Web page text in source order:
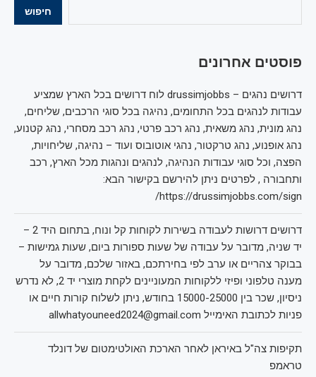
חיפוש
פוסטים אחרונים
דרושים נהגים – drussimjobbs לוח דרושים בכל הארץ שמציע
עבודות לנהגים בכל התחומים, נהיגה בכל סוגי הרכבים, שליחים,
נהג מונית, נהג משאית, נהג רכב פרטי, נהג רכב מסחרי, נהג קטנוע,
נהג אופנוע, נהג טרקטור, נהגי אוטובוס ועוד – נהיגה, שליחויות,
הפצה, וכל סוגי עבודות הנהיגה, לנהגים ונהגות מכל הארץ, רכב
ותחבורה , לפרטים ניתן להירשם בקישור הבא:
https://drussimjobbs.com/sign/
דרושים דרושות לעבודה בשירות לקוחות קל ונוח, בתחום היד 2 –
יד שניה, מדובר על עבודה של שעות ספורות ביום, שעות גמישות –
בבוקר צהריים או ערב לפי בחירתכם, באזור שלכם, מדובר על
מענה טלפוני ופיזי ללקוחות המעוניינים לקחת מוצרי יד 2, לא נדרש
ניסיון, שכר בין 15000-25000 בחודש, ניתן לשלוח קורות חיים או
פניות לכתובת האימייל allwhatyouneed2024@gmail.com
תקיפות צה"ל באיראן לאחר הארכת האולטימטום של דונלד
טראמפ